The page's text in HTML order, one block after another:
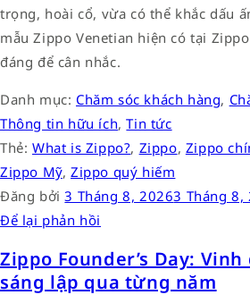
trọng, hoài cổ, vừa có thể khắc dấu
mẫu Zippo Venetian hiện có tại
đáng để cân nhắc.
Danh mục: Chăm sóc khách hàng,
Thông tin hữu ích,Tin tức
Thẻ: What is Zippo?, Zippo, Zippo
Zippo Mỹ,Zippo quý hiếm
Đăng bởi3 Tháng 8, 20263 Tháng 8,
Để lại phản hồi
Zippo Founder’s Day:
sáng lập qua từng năm